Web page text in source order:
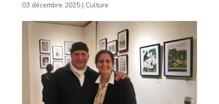
03 décembre 2025| Culture